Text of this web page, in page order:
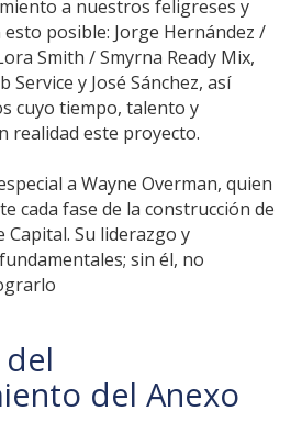
a nuestros feligreses y
posible: Jorge Hernández /
Smith / Smyrna Ready Mix,
Service y José Sánchez, así
cuyo tiempo, talento y
realidad este proyecto.
a Wayne Overman, quien
cada fase de la construcción de
Capital. Su liderazgo y
sin él, no
del Anexo